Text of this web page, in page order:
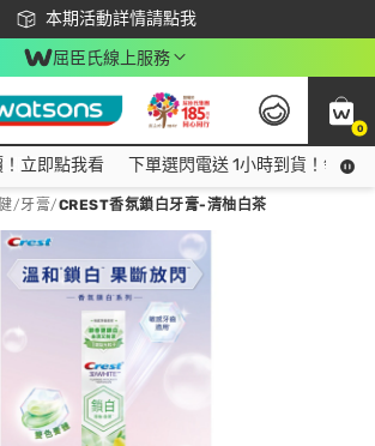
本期活動詳情請點我
下載app最高回饋$350
屈臣氏線上服務
0
即點我看
立即點我看 下單選閃電送 1小時到貨！領神
/牙膏/CREST香氛鎖白牙膏-清柚白茶